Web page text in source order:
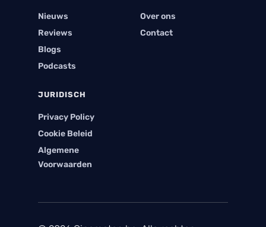
Nieuws
Reviews
Blogs
Podcasts
Over ons
Contact
JURIDISCH
Privacy Policy
Cookie Beleid
Algemene
Voorwaarden